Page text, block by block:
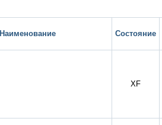
Наименование Состояние
XF